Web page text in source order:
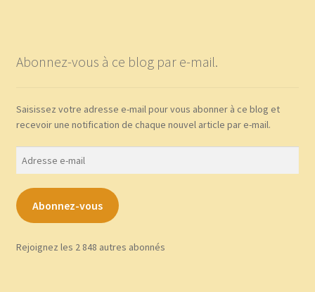
Abonnez-vous à ce blog par e-mail.
Saisissez votre adresse e-mail pour vous abonner à ce blog et
recevoir une notification de chaque nouvel article par e-mail.
Abonnez-vous
Rejoignez les 2 848 autres abonnés